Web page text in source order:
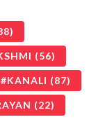
(56)
KANALI (87)
(22)